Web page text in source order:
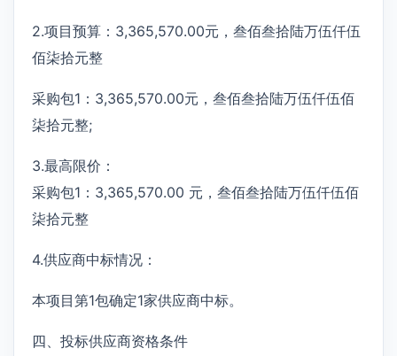
2.项目预算：3,365,570.00元，叁佰叁拾陆万伍仟伍
佰柒拾元整
采购包1：3,365,570.00元，叁佰叁拾陆万伍仟伍佰
柒拾元整;
3.最高限价：
采购包1：3,365,570.00 元，叁佰叁拾陆万伍仟伍佰
柒拾元整
4.供应商中标情况：
本项目第1包确定1家供应商中标。
四、投标供应商资格条件